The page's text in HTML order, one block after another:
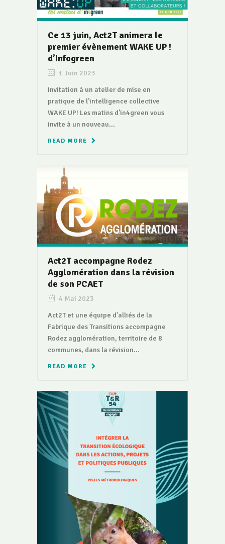
Ce 13 juin, Act2T animera le
premier évènement WAKE UP !
d’Infogreen
1 Juin 2023
Invitation à un atelier de mise en
pratique de l’intelligence collective
WAKE UP! Les matins d’in4green vous
invite à un nouveau...
READ MORE
Act2T accompagne Rodez
Agglomération dans la révision
de son PCAET
4 Mai 2023
Act2T et une équipe d'alliés de la
Fabrique des Transitions accompagne
Rodez agglomération, territoire de 8
communes, dans la révision...
READ MORE